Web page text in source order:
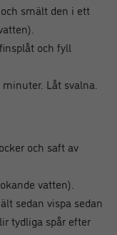
smält den i ett
och fyll
Låt svalna.
och saft av
vatten).
sedan vispa sedan
tydliga spår efter